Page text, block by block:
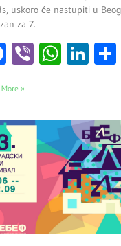
uskoro će nastupiti u
za 7.
Facebook
Viber
»